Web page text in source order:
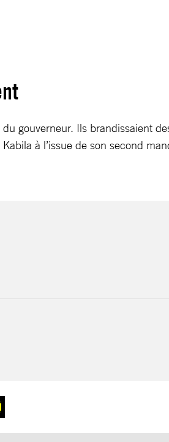
gouverneur. Ils brandissaient
à l’issue de son second